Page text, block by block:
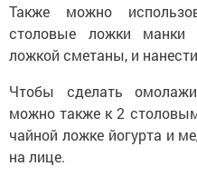
Также можно
столовые ложки
ложкой сметаны, и
Чтобы сделать
можно также к 2
чайной ложке йогурта и
на лице.